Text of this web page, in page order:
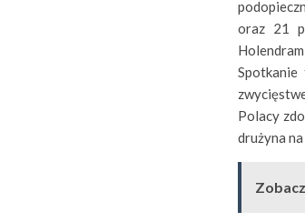
oraz 21
Polacy
drużyna